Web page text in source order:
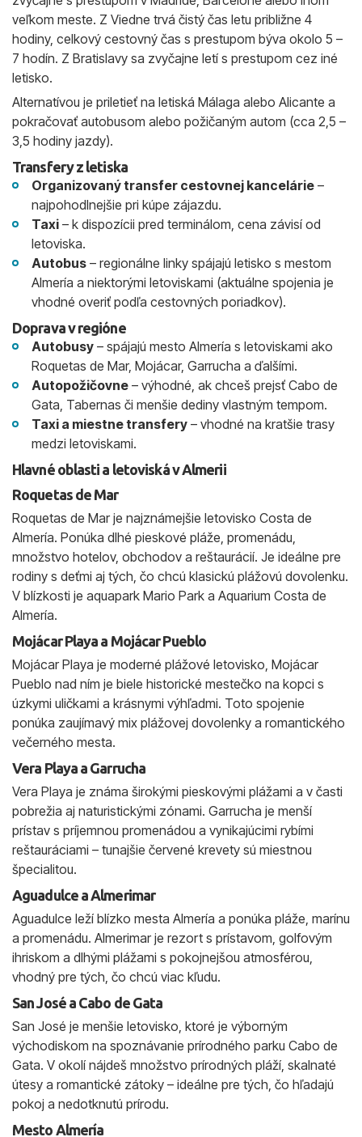
veľkom meste. Z Viedne trvá čistý čas letu približne 4
hodiny, celkový cestovný čas s prestupom býva okolo 5 –
7 hodín. Z Bratislavy sa zvyčajne letí s prestupom cez iné
letisko.
Alternatívou je priletieť na letiská Málaga alebo Alicante a
pokračovať autobusom alebo požičaným autom (cca 2,5 –
3,5 hodiny jazdy).
Transfery z letiska
Organizovaný transfer cestovnej kancelárie –
najpohodlnejšie pri kúpe zájazdu.
Taxi – k dispozícii pred terminálom, cena závisí od
letoviska.
Autobus – regionálne linky spájajú letisko s mestom
Almería a niektorými letoviskami (aktuálne spojenia je
vhodné overiť podľa cestovných poriadkov).
Doprava v regióne
Autobusy – spájajú mesto Almería s letoviskami ako
Roquetas de Mar, Mojácar, Garrucha a ďalšími.
Autopožičovne – výhodné, ak chceš prejsť Cabo de
Gata, Tabernas či menšie dediny vlastným tempom.
Taxi a miestne transfery – vhodné na kratšie trasy
medzi letoviskami.
Hlavné oblasti a letoviská v Almerii
Roquetas de Mar
Roquetas de Mar je najznámejšie letovisko Costa de
Almería. Ponúka dlhé pieskové pláže, promenádu,
množstvo hotelov, obchodov a reštaurácií. Je ideálne pre
rodiny s deťmi aj tých, čo chcú klasickú plážovú dovolenku.
V blízkosti je aquapark Mario Park a Aquarium Costa de
Almería.
Mojácar Playa a Mojácar Pueblo
Mojácar Playa je moderné plážové letovisko, Mojácar
Pueblo nad ním je biele historické mestečko na kopci s
úzkymi uličkami a krásnymi výhľadmi. Toto spojenie
ponúka zaujímavý mix plážovej dovolenky a romantického
večerného mesta.
Vera Playa a Garrucha
Vera Playa je známa širokými pieskovými plážami a v časti
pobrežia aj naturistickými zónami. Garrucha je menší
prístav s príjemnou promenádou a vynikajúcimi rybími
reštauráciami – tunajšie červené krevety sú miestnou
špecialitou.
Aguadulce a Almerimar
Aguadulce leží blízko mesta Almería a ponúka pláže, marínu
a promenádu. Almerimar je rezort s prístavom, golfovým
ihriskom a dlhými plážami s pokojnejšou atmosférou,
vhodný pre tých, čo chcú viac kľudu.
San José a Cabo de Gata
San José je menšie letovisko, ktoré je výborným
východiskom na spoznávanie prírodného parku Cabo de
Gata. V okolí nájdeš množstvo prírodných pláží, skalnaté
útesy a romantické zátoky – ideálne pre tých, čo hľadajú
pokoj a nedotknutú prírodu.
Mesto Almería